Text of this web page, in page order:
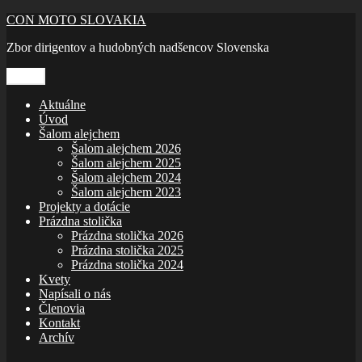
Prejsť
obsah
CON MOTO SLOVAKIA
Zbor dirigentov a hudobných nadšencov Slovenska
Aktuálne
Úvod
Šalom alejchem
Šalom alejchem 2026
Šalom alejchem 2025
Šalom alejchem 2024
Šalom alejchem 2023
Projekty a dotácie
Prázdna stolička
Prázdna stolička 2026
Prázdna stolička 2025
Prázdna stolička 2024
Kvety
Napísali o nás
Členovia
Kontakt
Archív